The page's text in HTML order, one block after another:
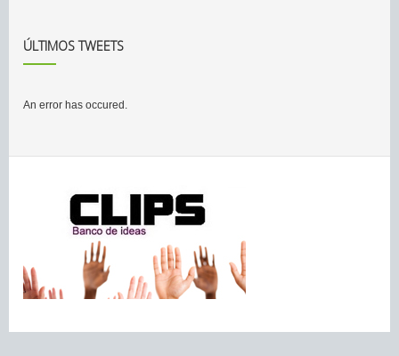
ÚLTIMOS TWEETS
An error has occured.